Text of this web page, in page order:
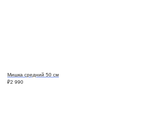
Мишка средний 50 см
₽2 990